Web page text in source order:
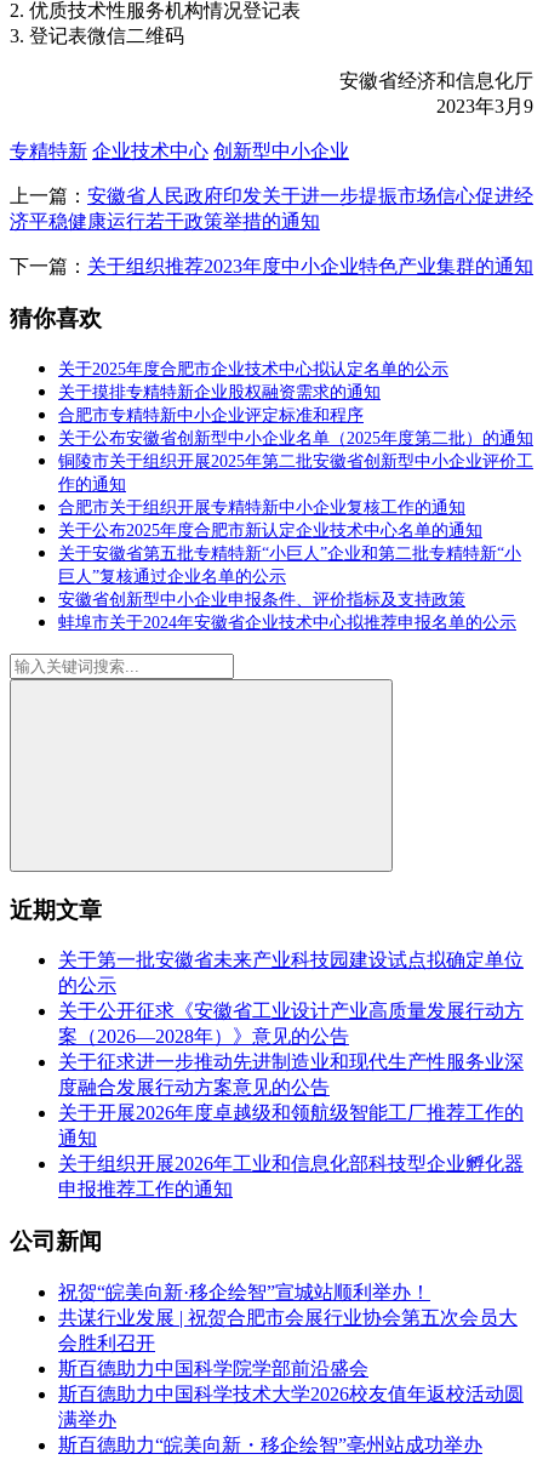
2. 优质技术性服务机构情况登记表
3. 登记表微信二维码
安徽省经济和信息化厅
2023年3月9
专精特新 企业技术中心 创新型中小企业
上一篇： 安徽省人民政府印发关于进一步提振市场信心促进经
济平稳健康运行若干政策举措的通知
下一篇： 关于组织推荐2023年度中小企业特色产业集群的通知
猜你喜欢
关于2025年度合肥市企业技术中心拟认定名单的公示
关于摸排专精特新企业股权融资需求的通知
合肥市专精特新中小企业评定标准和程序
关于公布安徽省创新型中小企业名单（2025年度第二批）的通知
铜陵市关于组织开展2025年第二批安徽省创新型中小企业评价工
作的通知
合肥市关于组织开展专精特新中小企业复核工作的通知
关于公布2025年度合肥市新认定企业技术中心名单的通知
关于安徽省第五批专精特新“小巨人”企业和第二批专精特新“小
巨人”复核通过企业名单的公示
安徽省创新型中小企业申报条件、评价指标及支持政策
蚌埠市关于2024年安徽省企业技术中心拟推荐申报名单的公示
近期文章
关于第一批安徽省未来产业科技园建设试点拟确定单位
的公示
关于公开征求《安徽省工业设计产业高质量发展行动方
案（2026—2028年）》意见的公告
关于征求进一步推动先进制造业和现代生产性服务业深
度融合发展行动方案意见的公告
关于开展2026年度卓越级和领航级智能工厂推荐工作的
通知
关于组织开展2026年工业和信息化部科技型企业孵化器
申报推荐工作的通知
公司新闻
祝贺“皖美向新·移企绘智”宣城站顺利举办！
共谋行业发展 | 祝贺合肥市会展行业协会第五次会员大
会胜利召开
斯百德助力中国科学院学部前沿盛会
斯百德助力中国科学技术大学2026校友值年返校活动圆
满举办
斯百德助力“皖美向新・移企绘智”亳州站成功举办